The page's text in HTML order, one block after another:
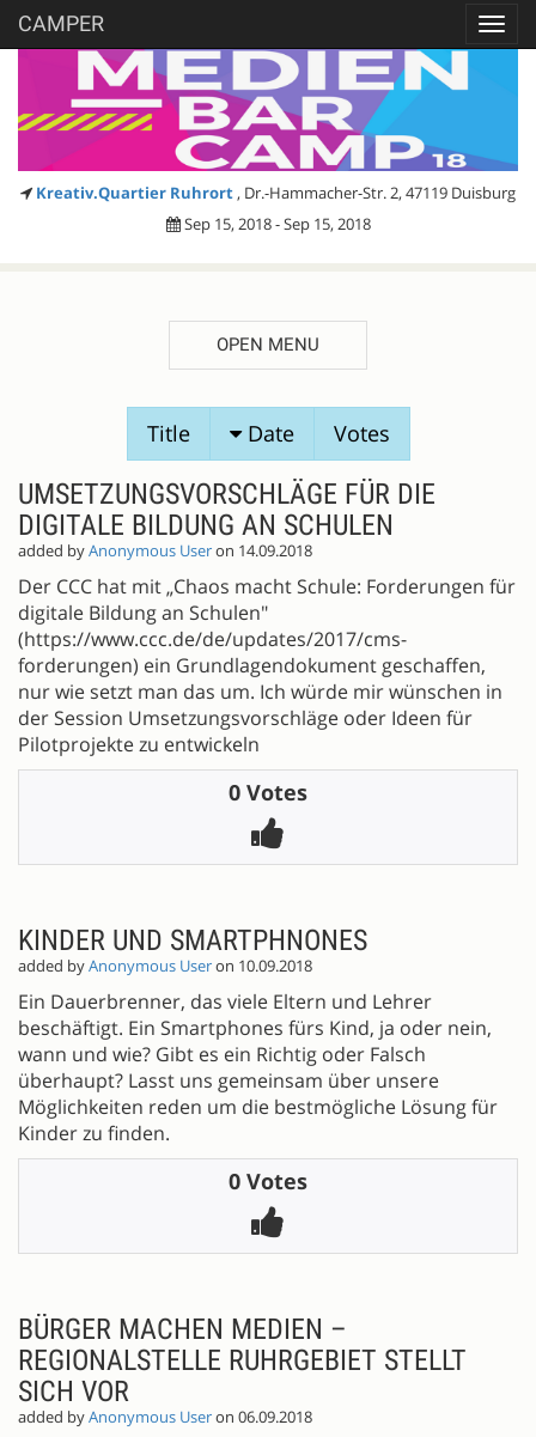
CAMPER
Kreativ.Quartier Ruhrort , Dr.-Hammacher-Str. 2, 47119 Duisburg
Sep 15, 2018 - Sep 15, 2018
OPEN MENU
Title Date Votes
UMSETZUNGSVORSCHLÄGE FÜR DIE
DIGITALE BILDUNG AN SCHULEN
added byAnonymous Useron 14.09.2018
Der CCC hat mit „Chaos macht Schule: Forderungen für
digitale Bildung an Schulen"
(https://www.ccc.de/de/updates/2017/cms-
forderungen) ein Grundlagendokument geschaffen,
nur wie setzt man das um. Ich würde mir wünschen in
der Session Umsetzungsvorschläge oder Ideen für
Pilotprojekte zu entwickeln
0 Votes
KINDER UND SMARTPHNONES
added byAnonymous Useron 10.09.2018
Ein Dauerbrenner, das viele Eltern und Lehrer
beschäftigt. Ein Smartphones fürs Kind, ja oder nein,
wann und wie? Gibt es ein Richtig oder Falsch
überhaupt? Lasst uns gemeinsam über unsere
Möglichkeiten reden um die bestmögliche Lösung für
Kinder zu finden.
0 Votes
BÜRGER MACHEN MEDIEN –
REGIONALSTELLE RUHRGEBIET STELLT
SICH VOR
added byAnonymous Useron 06.09.2018